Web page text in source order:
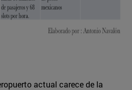
actual carece de la